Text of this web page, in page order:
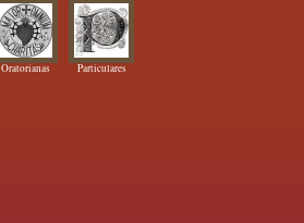
Oratorianas Particulares